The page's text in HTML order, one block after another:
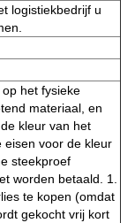
logistiekbedrijf u
het fysieke
materiaal, en
kleur van het
eisen voor de kleur
steekproef
worden betaald. 1.
te kopen (omdat
gekocht vrij kort